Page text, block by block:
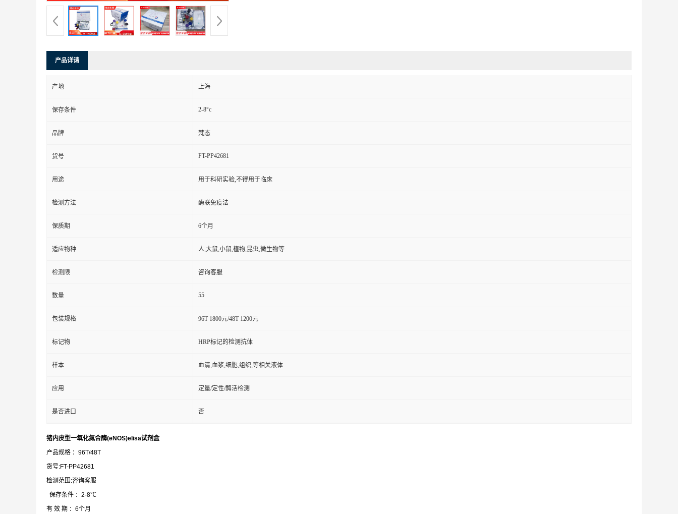
产品详请
产地 上海
保存条件 2-8°c
品牌 梵态
货号 FT-PP42681
用途 用于科研实验,不得用于临床
检测方法 酶联免疫法
保质期 6个月
适应物种 人,大鼠,小鼠,植物,昆虫,微生物等
检测限 咨询客服
数量 55
包装规格 96T 1800元/48T 1200元
标记物 HRP标记的检测抗体
样本 血清,血浆,细胞,组织,等相关液体
应用 定量/定性/酶活检测
是否进口 否
猪内皮型一氧化氮合酶(eNOS)elisa试剂盒
产品规格 ：96T/48T
货号:FT-PP42681
检测范围:咨询客服
保存条件 ：2-8℃
有 效 期 ：6个月